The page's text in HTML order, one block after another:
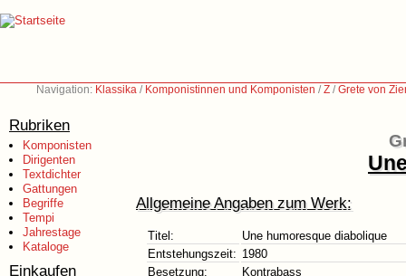
Navigation: Klassika / Komponistinnen und Komponisten /Z /Grete von
Rubriken
Komponisten
Dirigenten
Textdichter
Gattungen
Begriffe
Tempi
Jahrestage
Kataloge
Einkaufen
Allgemeine Angaben zum Werk:
Titel:
Une humoresque diabolique
Entstehungszeit: 1980
Besetzung:
Kontrabass